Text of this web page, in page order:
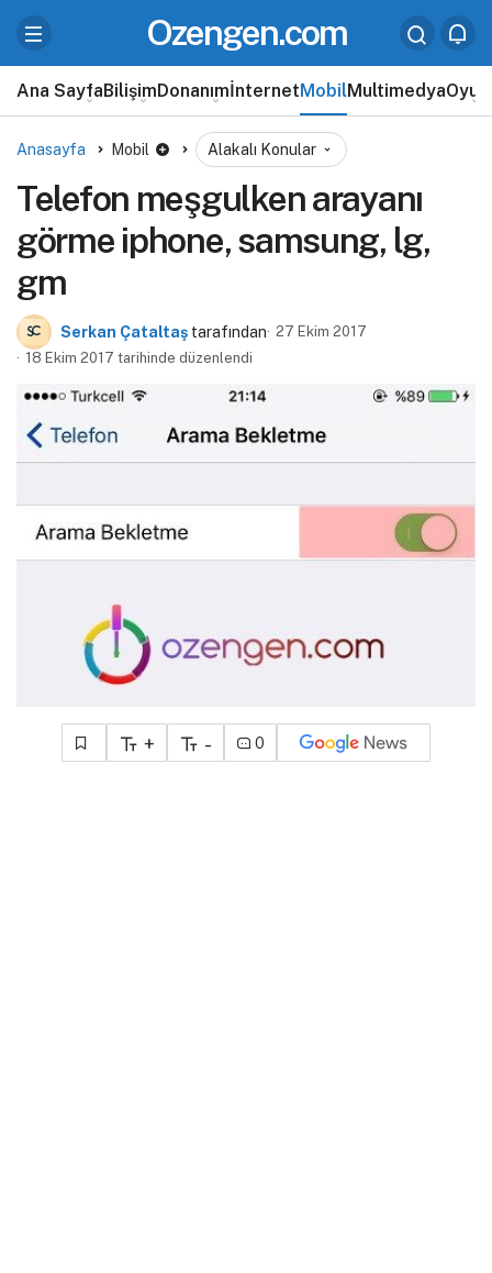
Ozengen.com
Ana SayfaBilişimDonanımİnternetMobilMultimedyaOyun
Anasayfa Mobil Alakalı Konular
Telefon meşgulken arayanı
görme iphone, samsung, lg,
gm
Serkan Çataltaş tarafından 27 Ekim 2017
18 Ekim 2017 tarihinde düzenlendi
+ - 0